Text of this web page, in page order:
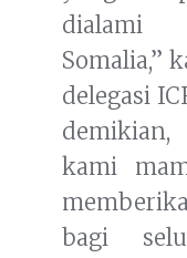
dialami
Somalia,”
delegasi
kami
bagi